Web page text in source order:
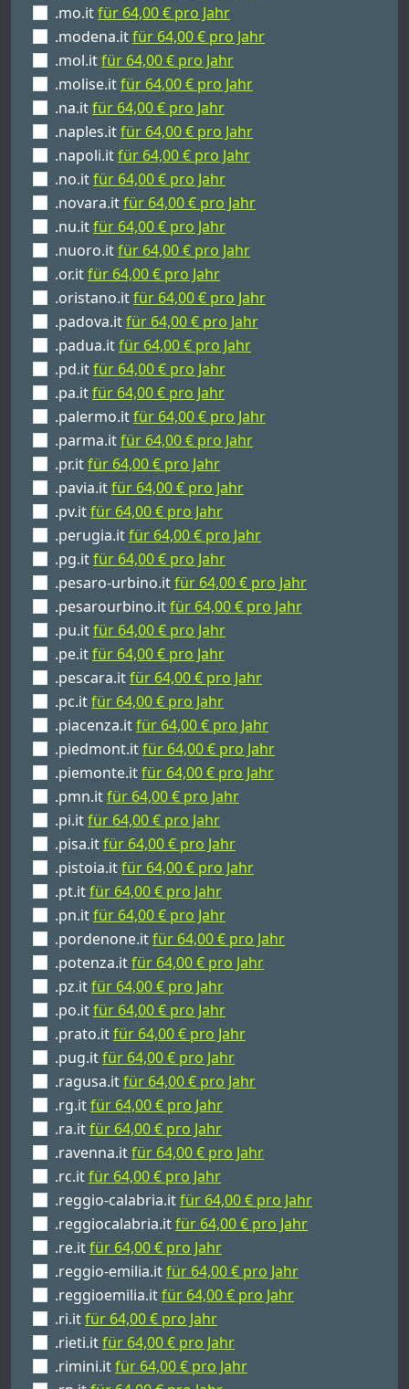
.mo.itfür 64,00 € pro Jahr
.modena.itfür 64,00 € pro Jahr
.mol.itfür 64,00 € pro Jahr
.molise.itfür 64,00 € pro Jahr
.na.itfür 64,00 € pro Jahr
.naples.itfür 64,00 € pro Jahr
.napoli.itfür 64,00 € pro Jahr
.no.itfür 64,00 € pro Jahr
.novara.itfür 64,00 € pro Jahr
.nu.itfür 64,00 € pro Jahr
.nuoro.itfür 64,00 € pro Jahr
.or.itfür 64,00 € pro Jahr
.oristano.itfür 64,00 € pro Jahr
.padova.itfür 64,00 € pro Jahr
.padua.itfür 64,00 € pro Jahr
.pd.itfür 64,00 € pro Jahr
.pa.itfür 64,00 € pro Jahr
.palermo.itfür 64,00 € pro Jahr
.parma.itfür 64,00 € pro Jahr
.pr.itfür 64,00 € pro Jahr
.pavia.itfür 64,00 € pro Jahr
.pv.itfür 64,00 € pro Jahr
.perugia.itfür 64,00 € pro Jahr
.pg.itfür 64,00 € pro Jahr
.pesaro-urbino.itfür 64,00 € pro Jahr
.pesarourbino.itfür 64,00 € pro Jahr
.pu.itfür 64,00 € pro Jahr
.pe.itfür 64,00 € pro Jahr
.pescara.itfür 64,00 € pro Jahr
.pc.itfür 64,00 € pro Jahr
.piacenza.itfür 64,00 € pro Jahr
.piedmont.itfür 64,00 € pro Jahr
.piemonte.itfür 64,00 € pro Jahr
.pmn.itfür 64,00 € pro Jahr
.pi.itfür 64,00 € pro Jahr
.pisa.itfür 64,00 € pro Jahr
.pistoia.itfür 64,00 € pro Jahr
.pt.itfür 64,00 € pro Jahr
.pn.itfür 64,00 € pro Jahr
.pordenone.itfür 64,00 € pro Jahr
.potenza.itfür 64,00 € pro Jahr
.pz.itfür 64,00 € pro Jahr
.po.itfür 64,00 € pro Jahr
.prato.itfür 64,00 € pro Jahr
.pug.itfür 64,00 € pro Jahr
.ragusa.itfür 64,00 € pro Jahr
.rg.itfür 64,00 € pro Jahr
.ra.itfür 64,00 € pro Jahr
.ravenna.itfür 64,00 € pro Jahr
.rc.itfür 64,00 € pro Jahr
.reggio-calabria.itfür 64,00 € pro Jahr
.reggiocalabria.itfür 64,00 € pro Jahr
.re.itfür 64,00 € pro Jahr
.reggio-emilia.itfür 64,00 € pro Jahr
.reggioemilia.itfür 64,00 € pro Jahr
.ri.itfür 64,00 € pro Jahr
.rieti.itfür 64,00 € pro Jahr
.rimini.itfür 64,00 € pro Jahr